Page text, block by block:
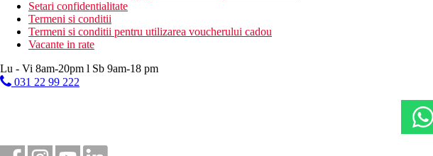
Setari confidentialitate
Termeni si conditii
Termeni si conditii pentru utilizarea voucherului cadou
Vacante in rate
Lu - Vi 8am-20pm l Sb 9am-18 pm
031 22 99 222